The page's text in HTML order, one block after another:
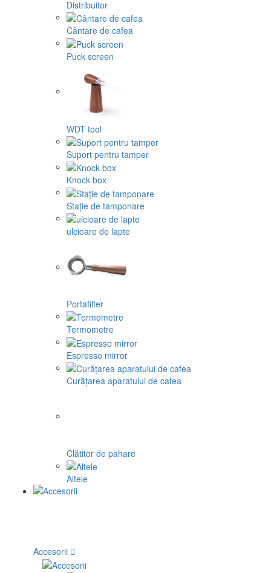
Distribuitor
Cântare de cafea
Puck screen
WDT tool
Suport pentru tamper
Knock box
Stație de tamponare
ulcioare de lapte
Portafilter
Termometre
Espresso mirror
Curățarea aparatului de cafea
Clătitor de pahare
Altele
Accesorii